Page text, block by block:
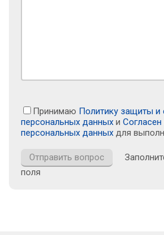
Принимаю Политику защиты и
персональных данных и
персональных данных для
поля